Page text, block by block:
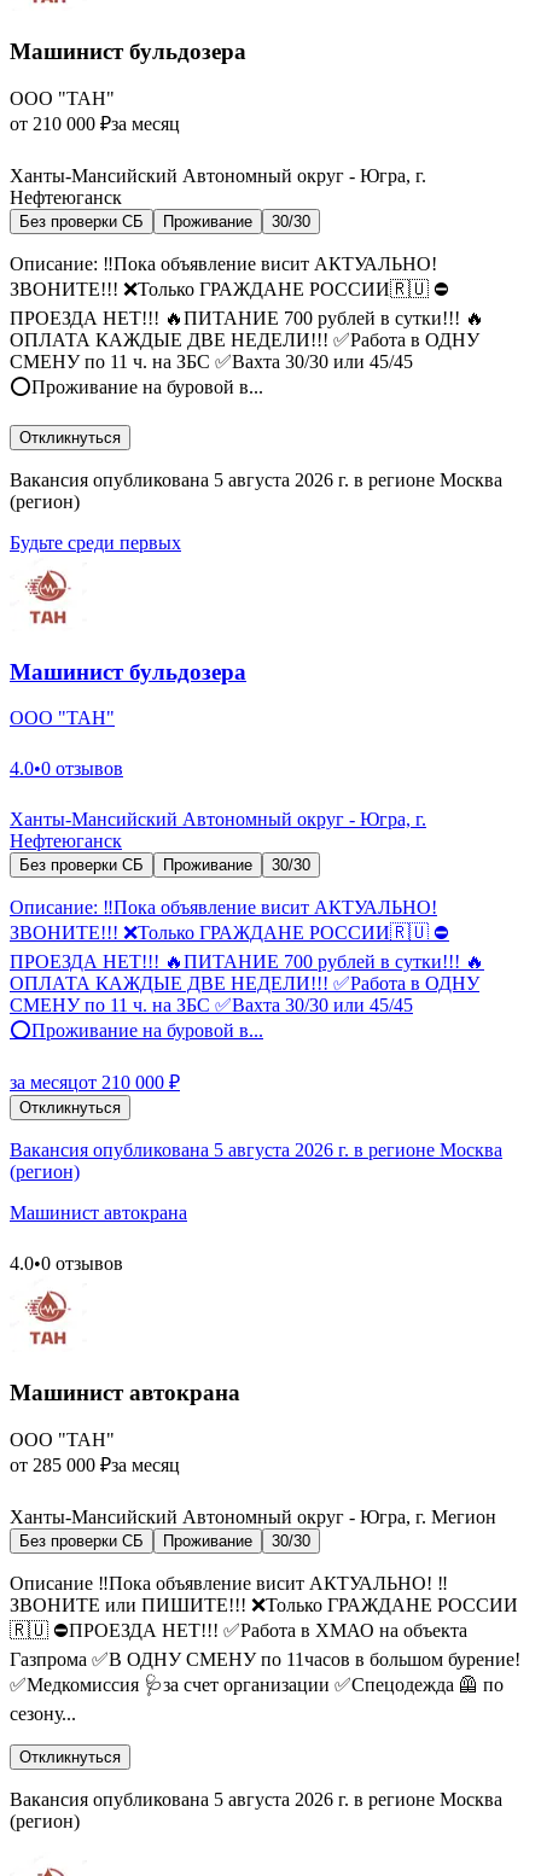
Машинист бульдозера
ООО "ТАН"
от 210 000 ₽за месяц
Ханты-Мансийский Автономный округ - Югра, г.
Нефтеюганск
Без проверки СБ Проживание 30/30
Описание: ‼️Пока объявление висит АКТУАЛЬНО!
ЗВОНИТЕ!!! ❌Только ГРАЖДАНЕ РОССИИ🇷🇺 ⛔️
ПРОЕЗДА НЕТ!!! 🔥ПИТАНИЕ 700 рублей в сутки!!! 🔥
ОПЛАТА КАЖДЫЕ ДВЕ НЕДЕЛИ!!! ✅Работа в ОДНУ
СМЕНУ по 11 ч. на ЗБС ✅Вахта 30/30 или 45/45
⭕Проживание на буровой в...
Откликнуться
Вакансия опубликована 5 августа 2026 г. в регионе Москва
(регион)
Будьте среди первых
Машинист бульдозера
ООО "ТАН"
4.0•0 отзывов
Ханты-Мансийский Автономный округ - Югра, г.
Нефтеюганск
Без проверки СБ Проживание 30/30
Описание: ‼️Пока объявление висит АКТУАЛЬНО!
ЗВОНИТЕ!!! ❌Только ГРАЖДАНЕ РОССИИ🇷🇺 ⛔️
ПРОЕЗДА НЕТ!!! 🔥ПИТАНИЕ 700 рублей в сутки!!! 🔥
ОПЛАТА КАЖДЫЕ ДВЕ НЕДЕЛИ!!! ✅Работа в ОДНУ
СМЕНУ по 11 ч. на ЗБС ✅Вахта 30/30 или 45/45
⭕Проживание на буровой в...
за месяцот 210 000 ₽
Откликнуться
Вакансия опубликована 5 августа 2026 г. в регионе Москва
(регион)
Машинист автокрана
4.0•0 отзывов
Машинист автокрана
ООО "ТАН"
от 285 000 ₽за месяц
Ханты-Мансийский Автономный округ - Югра, г. Мегион
Без проверки СБ Проживание 30/30
Описание ‼️Пока объявление висит АКТУАЛЬНО! ‼️
ЗВОНИТЕ или ПИШИТЕ!!! ❌Только ГРАЖДАНЕ РОССИИ
🇷🇺 ⛔️ПРОЕЗДА НЕТ!!! ✅Работа в ХМАО на объекта
Газпрома ✅В ОДНУ СМЕНУ по 11часов в большом бурение!
✅Медкомиссия 🩺за счет организации ✅Спецодежда 🦺 по
сезону...
Откликнуться
Вакансия опубликована 5 августа 2026 г. в регионе Москва
(регион)